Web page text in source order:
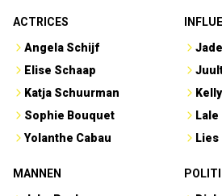
ACTRICES
Angela Schijf
Elise Schaap
Katja Schuurman
Sophie Bouquet
Yolanthe Cabau
Lale
Lies
MANNEN